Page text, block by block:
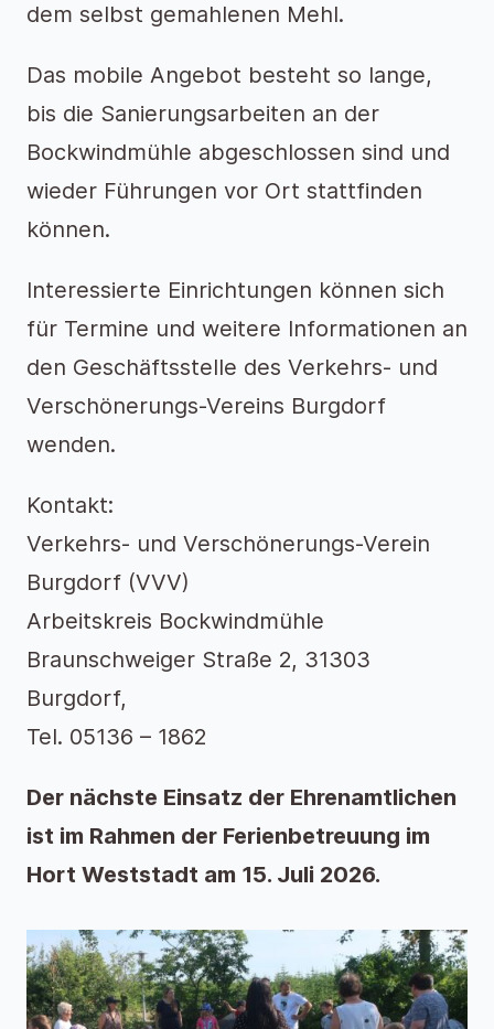
dem selbst gemahlenen Mehl.
Das mobile Angebot besteht so lange,
bis die Sanierungsarbeiten an der
Bockwindmühle abgeschlossen sind und
wieder Führungen vor Ort stattfinden
können.
Interessierte Einrichtungen können sich
für Termine und weitere Informationen an
den Geschäftsstelle des Verkehrs- und
Verschönerungs-Vereins Burgdorf
wenden.
Kontakt:
Verkehrs- und Verschönerungs-Verein
Burgdorf (VVV)
Arbeitskreis Bockwindmühle
Braunschweiger Straße 2, 31303
Burgdorf,
Tel. 05136 – 1862
Der nächste Einsatz der Ehrenamtlichen
ist im Rahmen der Ferienbetreuung im
Hort Weststadt am 15. Juli 2026.